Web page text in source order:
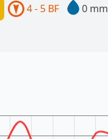
4 - 5 BF 0 mm